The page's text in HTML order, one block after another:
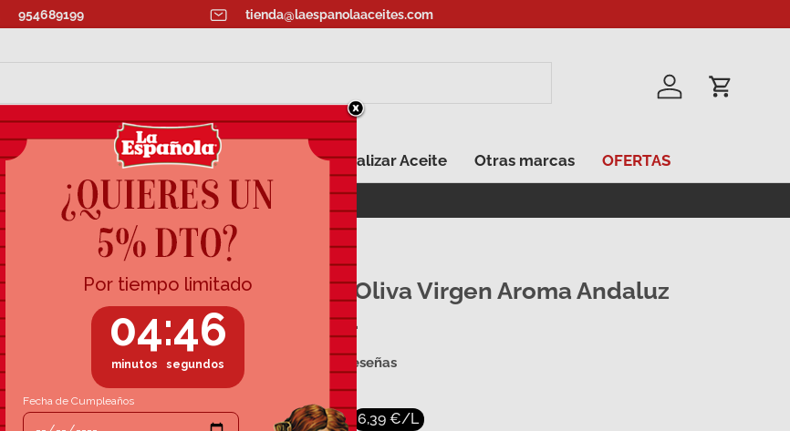
954689199 tienda@laespanolaaceites.com
Iniciar sesión
Carrito
Aromatizados Aceite para Regalar Personalizar Aceite Otras marcas OFERTAS
ECOAHORRO: Lata Aceite Oliva Virgen 5L
Aceite de Oliva Virgen Aroma Andaluz
Garrafa 3L
33 reseñas
19,16 € 6,39 €/L